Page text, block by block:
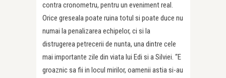
contra cronometru, pentru un eveniment real.
Orice greseala poate ruina totul si poate duce nu
numai la penalizarea echipelor, ci si la
distrugerea petrecerii de nunta, una dintre cele
mai importante zile din viata lui Edi si a Silviei. “E
groaznic sa fii in locul mirilor, oamenii astia si-au